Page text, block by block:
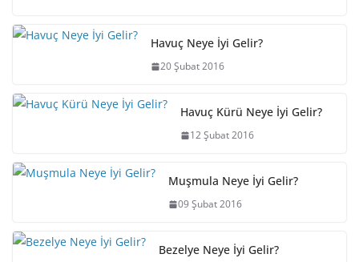
Havuç Neye İyi Gelir?
20 Şubat 2016
Havuç Kürü Neye İyi Gelir?
12 Şubat 2016
Muşmula Neye İyi Gelir?
09 Şubat 2016
Bezelye Neye İyi Gelir?